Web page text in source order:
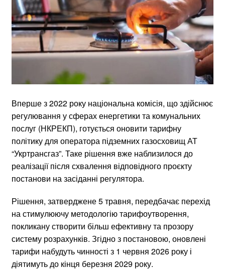
Вперше з 2022 року національна комісія, що здійснює
регулювання у сферах енергетики та комунальних
послуг (НКРЕКП), готується оновити тарифну
політику для оператора підземних газосховищ АТ
“Укртрансгаз”. Таке рішення вже наблизилося до
реалізації після схвалення відповідного проєкту
постанови на засіданні регулятора.
Рішення, затверджене 5 травня, передбачає перехід
на стимулюючу методологію тарифоутворення,
покликану створити більш ефективну та прозору
систему розрахунків. Згідно з постановою, оновлені
тарифи набудуть чинності з 1 червня 2026 року і
діятимуть до кінця березня 2029 року.